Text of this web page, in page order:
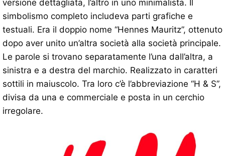
versione dettagliata, l’altro in uno minimalista. Il
simbolismo completo includeva parti grafiche e
testuali. Era il doppio nome “Hennes Mauritz”, ottenuto
dopo aver unito un’altra società alla società principale.
Le parole si trovano separatamente l’una dall’altra, a
sinistra e a destra del marchio. Realizzato in caratteri
sottili in maiuscolo. Tra loro c’è l’abbreviazione “H & S”,
divisa da una e commerciale e posta in un cerchio
irregolare.